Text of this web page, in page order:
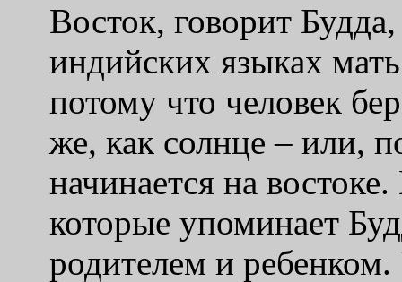
Восток, говорит
индийских языках
потому что человек
же, как солнце – или,
начинается на
которые упоминает
родителем и ребенком.